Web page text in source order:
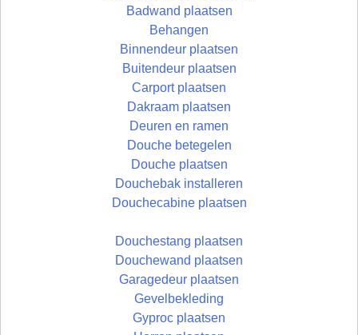
Badwand plaatsen
Behangen
Binnendeur plaatsen
Buitendeur plaatsen
Carport plaatsen
Dakraam plaatsen
Deuren en ramen
Douche betegelen
Douche plaatsen
Douchebak installeren
Douchecabine plaatsen
Douchestang plaatsen
Douchewand plaatsen
Garagedeur plaatsen
Gevelbekleding
Gyproc plaatsen